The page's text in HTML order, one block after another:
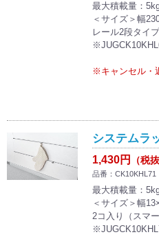
最大積載量：
＜サイズ＞幅
レール2段タイ
※キャンセル・
システムラ
1,430円 （税
品番：CK10KHL71
最大積載量：
＜サイズ＞幅
2コ入り（スマ